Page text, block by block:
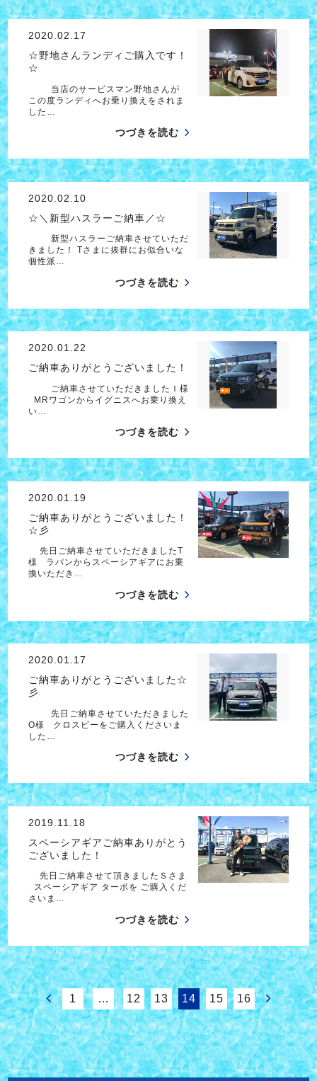
2020.02.17
☆野地さんランディご購入です！
☆
当店のサービスマン野地さんが
この度ランディへお乗り換えをされま
した…
つづきを読む
2020.02.10
☆＼新型ハスラーご納車／☆
新型ハスラーご納車させていただ
きました！ Tさまに抜群にお似合いな
個性派…
つづきを読む
2020.01.22
ご納車ありがとうございました！
ご納車させていただきましたＩ様
MRワゴンからイグニスへお乗り換え
い…
つづきを読む
2020.01.19
ご納車ありがとうございました！
☆彡
先日ご納車させていただきましたT
様 ラパンからスペーシアギアにお乗
換いただき…
つづきを読む
2020.01.17
ご納車ありがとうございました☆
彡
先日ご納車させていただきました
O様 クロスビーをご購入くださいま
した…
つづきを読む
2019.11.18
スペーシアギアご納車ありがとう
ございました！
先日ご納車させて頂きましたＳさま
スペーシアギア ターボを ご購入くだ
さいま…
つづきを読む
1 … 12 13 14 15 16